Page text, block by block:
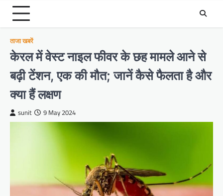
ताजा खबरें
केरल में वेस्ट नाइल फीवर के छह मामले आने से
बढ़ी टेंशन, एक की मौत; जानें कैसे फैलता है और
क्या हैं लक्षण
sunit 9 May 2024